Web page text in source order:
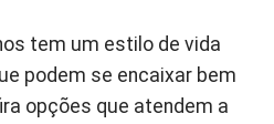
tem um estilo de vida
podem se encaixar bem
opções que atendem a